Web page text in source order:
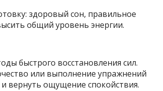
здоровый сон, правильное
общий уровень энергии.
быстрого восстановления сил.
или выполнение упражнений
вернуть ощущение спокойствия.